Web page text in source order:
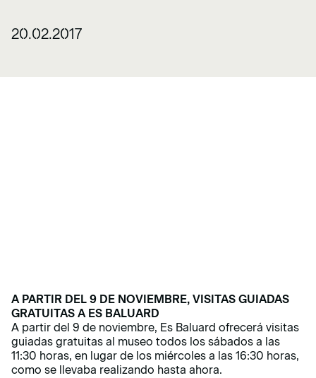
20.02.2017
A PARTIR DEL 9 DE NOVIEMBRE, VISITAS GUIADAS
GRATUITAS A ES BALUARD
A partir del 9 de noviembre, Es Baluard ofrecerá visitas
guiadas gratuitas al museo todos los sábados a las
11:30 horas, en lugar de los miércoles a las 16:30 horas,
como se llevaba realizando hasta ahora.